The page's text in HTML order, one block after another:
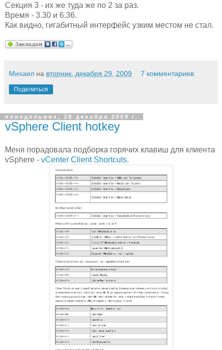
Секция 3 - их же туда же по 2 за раз.
Время - 3.30 и 6.36.
Как видно, гигабитный интерфейс узким местом не стал.
Михаил на вторник, декабря 29, 2009 7 комментариев:
Поделиться
понедельник, 28 декабря 2009 г.
vSphere Client hotkey
Меня порадовала подборка горячих клавиш для клиента
vSphere - vCenter Client Shortcuts.